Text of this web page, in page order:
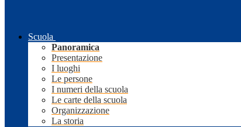
Scuola
Panoramica
Presentazione
I luoghi
Le persone
I numeri della scuola
Le carte della scuola
Organizzazione
La storia